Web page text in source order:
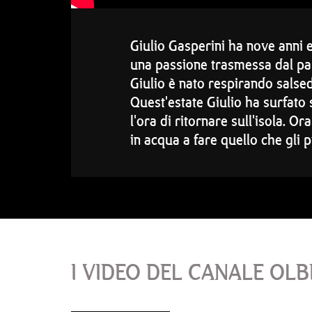
Giulio Gasperini ha nove anni
una passione trasmessa dal
Giulio è nato respirando
Quest'estate Giulio ha surfato
l'ora di ritornare sull'isola.
in acqua a fare quello che gli
I VIDEO DEL CANALE